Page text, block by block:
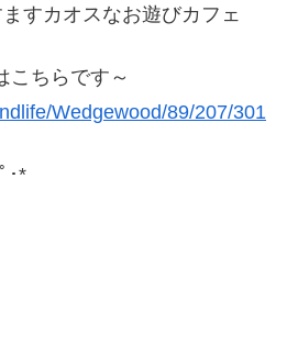
すカオスなお遊びカフェ
こちらです～
Wedgewood/89/207/301
･*